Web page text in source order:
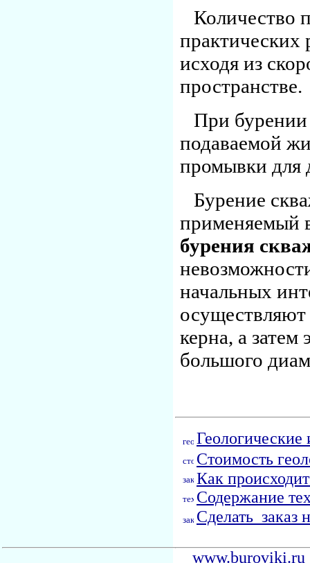
Количество
практических
исходя из
пространстве.
При бурении
подаваемой
промывки для
Бурение
применяемый
бурения
начальных
керна, а
большого
Стоимость
Как
Содержание
Сделать заказ
www.buroviki.ru